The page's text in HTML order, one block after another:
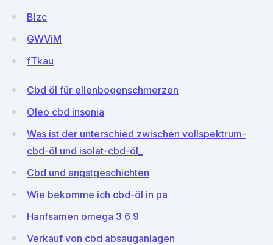
BIzc
GWViM
fTkau
Cbd öl für ellenbogenschmerzen
Oleo cbd insonia
Was ist der unterschied zwischen vollspektrum-
cbd-öl und isolat-cbd-öl_
Cbd und angstgeschichten
Wie bekomme ich cbd-öl in pa
Hanfsamen omega 3 6 9
Verkauf von cbd absauganlagen